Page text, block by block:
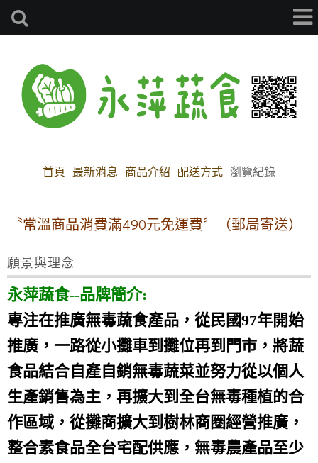
首頁 最新消息 商品介紹 配送方式 瀏覽紀錄
常溫商品消費滿490元免運費〞（郵局寄送）
願景與理念
永萍蔬食--品牌簡介:
專注在推廣無毒蔬食產品，從民國97年開始
推廣，一路從小攤車到攤位再到門市，將蔬
食品結合自產自銷無毒蔬菜並努力從以個人
生產銷售為主，再擴大到全台無毒種植的合
作區域，從攤商擴大到樹林商圈經營推廣，
整合素食品全台宅配供應，無毒農產品至少